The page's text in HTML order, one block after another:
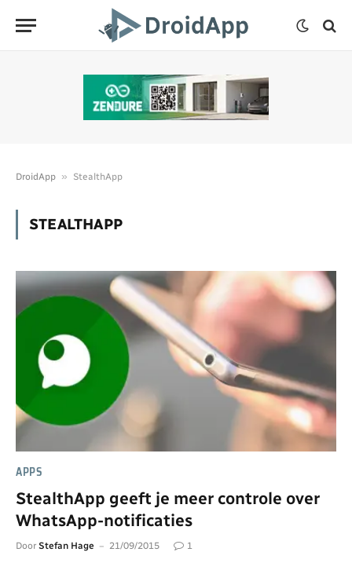
DroidApp » StealthApp
STEALTHAPP
APPS
StealthApp geeft je meer controle over
WhatsApp-notificaties
Door Stefan Hage 21/09/2015 1